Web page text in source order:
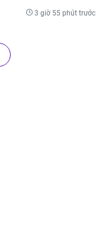
3 giờ 55 phút trước